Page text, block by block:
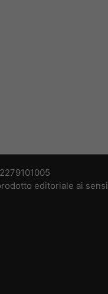
editoriale ai sensi